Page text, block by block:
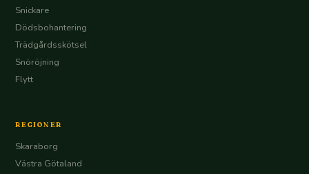
Snickare
Dödsbohantering
Trädgårdsskötsel
Snöröjning
Flytt
REGIONER
Skaraborg
Västra Götaland